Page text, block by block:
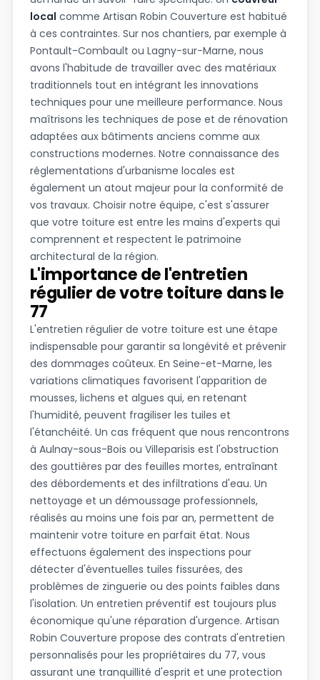
local comme Artisan Robin Couverture est habitué
à ces contraintes. Sur nos chantiers, par exemple à
Pontault-Combault ou Lagny-sur-Marne, nous
avons l'habitude de travailler avec des matériaux
traditionnels tout en intégrant les innovations
techniques pour une meilleure performance. Nous
maîtrisons les techniques de pose et de rénovation
adaptées aux bâtiments anciens comme aux
constructions modernes. Notre connaissance des
réglementations d'urbanisme locales est
également un atout majeur pour la conformité de
vos travaux. Choisir notre équipe, c'est s'assurer
que votre toiture est entre les mains d'experts qui
comprennent et respectent le patrimoine
architectural de la région.
L'importance de l'entretien
régulier de votre toiture dans le
77
L'entretien régulier de votre toiture est une étape
indispensable pour garantir sa longévité et prévenir
des dommages coûteux. En Seine-et-Marne, les
variations climatiques favorisent l'apparition de
mousses, lichens et algues qui, en retenant
l'humidité, peuvent fragiliser les tuiles et
l'étanchéité. Un cas fréquent que nous rencontrons
à Aulnay-sous-Bois ou Villeparisis est l'obstruction
des gouttières par des feuilles mortes, entraînant
des débordements et des infiltrations d'eau. Un
nettoyage et un démoussage professionnels,
réalisés au moins une fois par an, permettent de
maintenir votre toiture en parfait état. Nous
effectuons également des inspections pour
détecter d'éventuelles tuiles fissurées, des
problèmes de zinguerie ou des points faibles dans
l'isolation. Un entretien préventif est toujours plus
économique qu'une réparation d'urgence. Artisan
Robin Couverture propose des contrats d'entretien
personnalisés pour les propriétaires du 77, vous
assurant une tranquillité d'esprit et une protection